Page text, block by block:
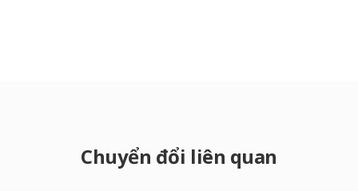
Chuyển đổi liên quan